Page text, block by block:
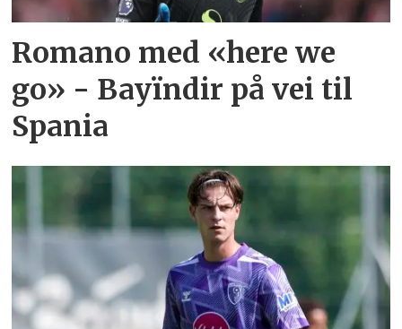
Romano med «here we
go» - Bayïndir på vei til
Spania